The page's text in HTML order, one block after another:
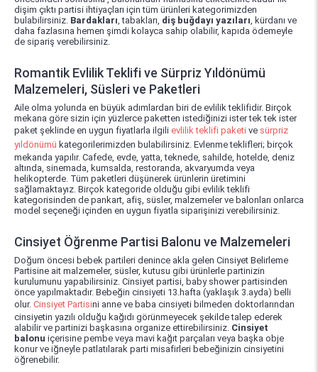
dişim çıktı partisi ihtiyaçları için tüm ürünleri kategorimizden
bulabilirsiniz. Bardakları, tabakları, diş buğdayı yazıları, kürdanı ve
daha fazlasına hemen şimdi kolayca sahip olabilir, kapıda ödemeyle
de sipariş verebilirsiniz.
Romantik Evlilik Teklifi ve Sürpriz Yıldönümü
Malzemeleri, Süsleri ve Paketleri
Aile olma yolunda en büyük adımlardan biri de evlilik teklifidir. Birçok
mekana göre sizin için yüzlerce paketten istediğinizi ister tek tek ister
paket şeklinde en uygun fiyatlarla ilgili evlilik teklifi paketi ve sürpriz
yıldönümü kategorilerimizden bulabilirsiniz. Evlenme teklifleri; birçok
mekanda yapılır. Cafede, evde, yatta, teknede, sahilde, hotelde, deniz
altında, sinemada, kumsalda, restoranda, akvaryumda veya
helikopterde. Tüm paketleri düşünerek ürünlerin üretimini
sağlamaktayız. Birçok kategoride olduğu gibi evlilik teklifi
kategorisinden de pankart, afiş, süsler, malzemeler ve balonları onlarca
model seçeneği içinden en uygun fiyatla siparişinizi verebilirsiniz.
Cinsiyet Öğrenme Partisi Balonu ve Malzemeleri
Doğum öncesi bebek partileri denince akla gelen Cinsiyet Belirleme
Partisine ait malzemeler, süsler, kutusu gibi ürünlerle partinizin
kurulumunu yapabilirsiniz. Cinsiyet partisi, baby shower partisinden
önce yapılmaktadır. Bebeğin cinsiyeti 13.hafta (yaklaşık 3.ayda) belli
olur. Cinsiyet Partisini anne ve baba cinsiyeti bilmeden doktorlarından
cinsiyetin yazılı olduğu kağıdı görünmeyecek şekilde talep ederek
alabilir ve partinizi başkasına organize ettirebilirsiniz. Cinsiyet
balonu içerisine pembe veya mavi kağıt parçaları veya başka obje
konur ve iğneyle patlatılarak parti misafirleri bebeğinizin cinsiyetini
öğrenebilir.